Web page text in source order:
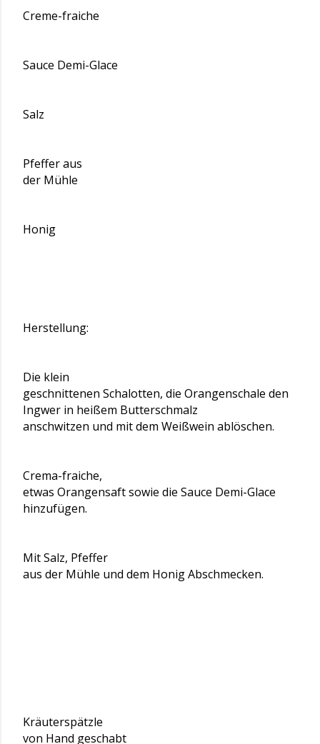
Creme-fraiche
Sauce Demi-Glace
Salz
Pfeffer aus
der Mühle
Honig
Herstellung:
Die klein
geschnittenen Schalotten, die Orangenschale den
Ingwer in heißem Butterschmalz
anschwitzen und mit dem Weißwein ablöschen.
Crema-fraiche,
etwas Orangensaft sowie die Sauce Demi-Glace
hinzufügen.
Mit Salz, Pfeffer
aus der Mühle und dem Honig Abschmecken.
Kräuterspätzle
von Hand geschabt